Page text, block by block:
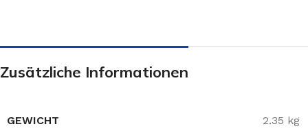
Zusätzliche Informationen
GEWICHT 2.35 kg